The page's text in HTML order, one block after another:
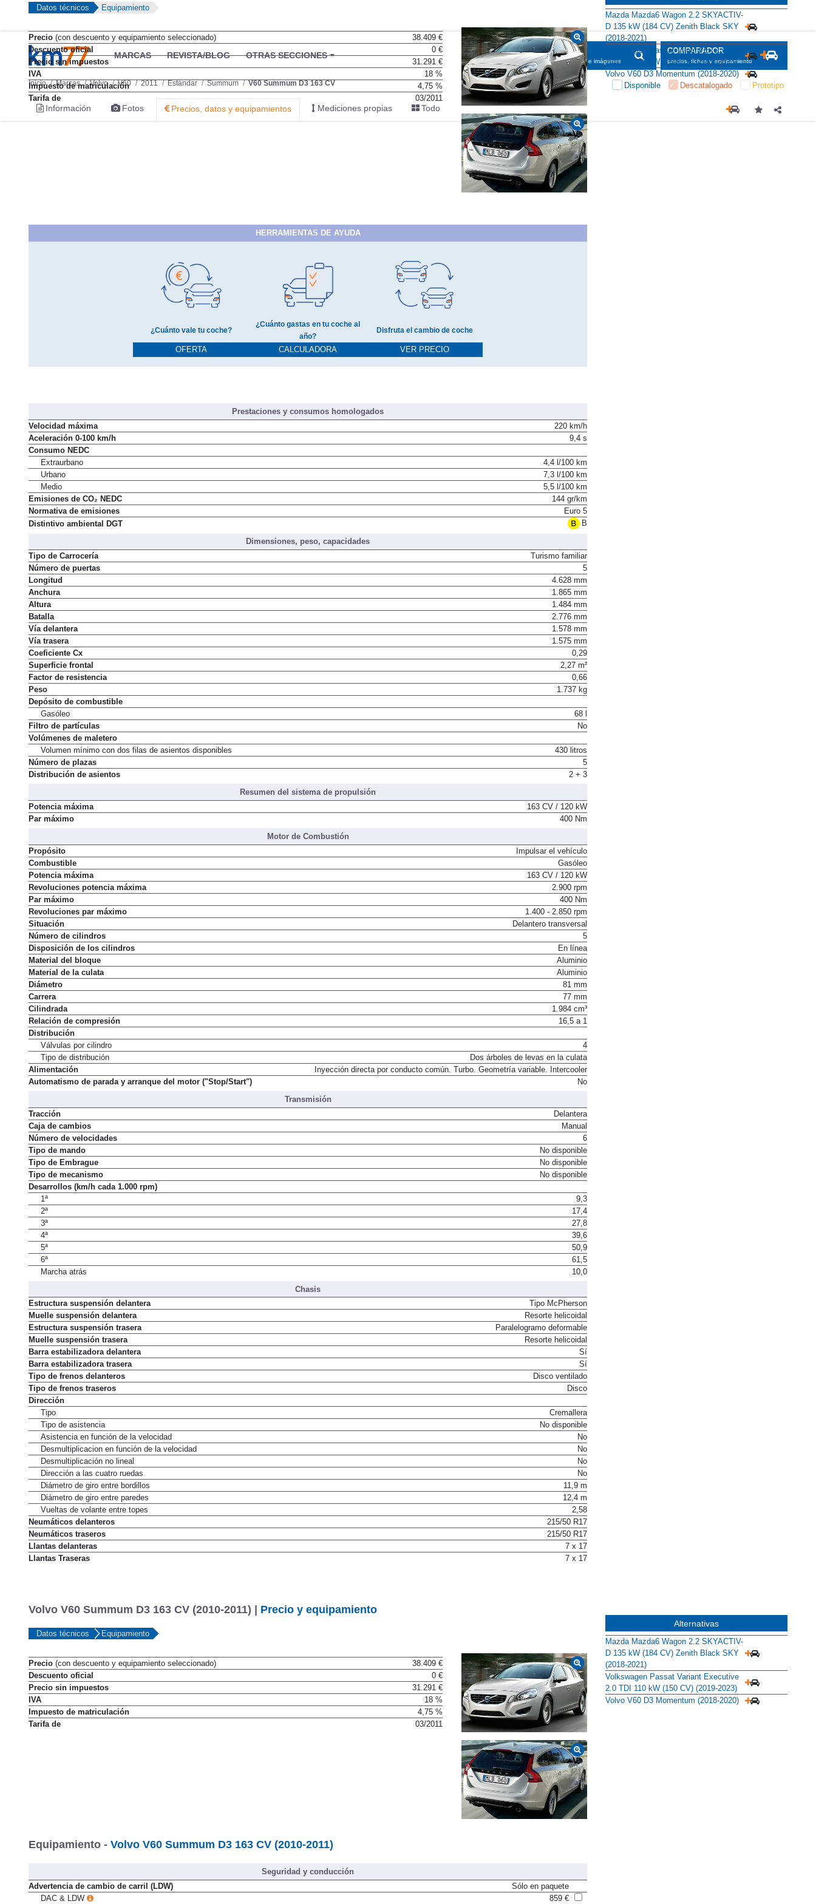
MARCAS REVISTA/BLOG OTRAS SECCIONES BUSCADOR
informaciones, fichas e imágenes
COMPARADOR
precios, fichas y equipamiento
Inicio Marcas Volvo V60 2011 Estándar Summum V60 Summum D3 163 CV Disponible Descatalogado Prototipo
Información Fotos Precios, datos y equipamientos Mediciones propias Todo
Datos técnicos Equipamiento
Precio (con descuento y equipamiento seleccionado)
38.409 €
Descuento oficial
0 €
Precio sin impuestos
31.291 €
IVA
18 %
Impuesto de matriculación
4,75 %
Tarifa de
03/2011
HERRAMIENTAS DE AYUDA
¿Cuánto vale tu coche?
OFERTA
¿Cuánto gastas en tu coche al
año?
CALCULADORA
Disfruta el cambio de coche
VER PRECIO
Prestaciones y consumos homologados
Velocidad máxima
220 km/h
Aceleración 0-100 km/h
9,4 s
Consumo NEDC
Extraurbano
4,4 l/100 km
Urbano
7,3 l/100 km
Medio
5,5 l/100 km
Emisiones de CO₂ NEDC
144 gr/km
Normativa de emisiones
Euro 5
Distintivo ambiental DGT
B
Dimensiones, peso, capacidades
Tipo de Carrocería
Turismo familiar
Número de puertas
5
Longitud
4.628 mm
Anchura
1.865 mm
Altura
1.484 mm
Batalla
2.776 mm
Vía delantera
1.578 mm
Vía trasera
1.575 mm
Coeficiente Cx
0,29
Superficie frontal
2,27 m²
Factor de resistencia
0,66
Peso
1.737 kg
Depósito de combustible
Gasóleo
68 l
Filtro de partículas
No
Volúmenes de maletero
Volumen mínimo con dos filas de asientos disponibles
430 litros
Número de plazas
5
Distribución de asientos
2 + 3
Resumen del sistema de propulsión
Potencia máxima
163 CV / 120 kW
Par máximo
400 Nm
Motor de Combustión
Propósito
Impulsar el vehículo
Combustible
Gasóleo
Potencia máxima
163 CV / 120 kW
Revoluciones potencia máxima
2.900 rpm
Par máximo
400 Nm
Revoluciones par máximo
1.400 - 2.850 rpm
Situación
Delantero transversal
Número de cilindros
5
Disposición de los cilindros
En línea
Material del bloque
Aluminio
Material de la culata
Aluminio
Diámetro
81 mm
Carrera
77 mm
Cilindrada
1.984 cm³
Relación de compresión
16,5 a 1
Distribución
Válvulas por cilindro
4
Tipo de distribución
Dos árboles de levas en la culata
Alimentación
Inyección directa por conducto común. Turbo. Geometría variable. Intercooler
Automatismo de parada y arranque del motor ("Stop/Start")
No
Transmisión
Tracción
Delantera
Caja de cambios
Manual
Número de velocidades
6
Tipo de mando
No disponible
Tipo de Embrague
No disponible
Tipo de mecanismo
No disponible
Desarrollos (km/h cada 1.000 rpm)
1ª
9,3
2ª
17,4
3ª
27,8
4ª
39,6
5ª
50,9
6ª
61,5
Marcha atrás
10,0
Chasis
Estructura suspensión delantera
Tipo McPherson
Muelle suspensión delantera
Resorte helicoidal
Estructura suspensión trasera
Paralelogramo deformable
Muelle suspensión trasera
Resorte helicoidal
Barra estabilizadora delantera
Sí
Barra estabilizadora trasera
Sí
Tipo de frenos delanteros
Disco ventilado
Tipo de frenos traseros
Disco
Dirección
Tipo
Cremallera
Tipo de asistencia
No disponible
Asistencia en función de la velocidad
No
Desmultiplicacion en función de la velocidad
No
Desmultiplicación no lineal
No
Dirección a las cuatro ruedas
No
Diámetro de giro entre bordillos
11,9 m
Diámetro de giro entre paredes
12,4 m
Vueltas de volante entre topes
2,58
Neumáticos delanteros
215/50 R17
Neumáticos traseros
215/50 R17
Llantas delanteras
7 x 17
Llantas Traseras
7 x 17
Mazda Mazda6 Wagon 2.2 SKYACTIV-
D 135 kW (184 CV) Zenith Black SKY
(2018-2021)
Volkswagen Passat Variant Executive
2.0 TDI 110 kW (150 CV) (2019-2023)
Volvo V60 D3 Momentum (2018-2020)
Volvo V60 Summum D3 163 CV (2010-2011) | Precio y equipamiento
Datos técnicos Equipamiento
Precio (con descuento y equipamiento seleccionado)
38.409 €
Descuento oficial
0 €
Precio sin impuestos
31.291 €
IVA
18 %
Impuesto de matriculación
4,75 %
Tarifa de
03/2011
Equipamiento - Volvo V60 Summum D3 163 CV (2010-2011)
Seguridad y conducción
Advertencia de cambio de carril (LDW)
Sólo en paquete
DAC & LDW
859 €
Alternativas
Mazda Mazda6 Wagon 2.2 SKYACTIV-
D 135 kW (184 CV) Zenith Black SKY
(2018-2021)
Volkswagen Passat Variant Executive
2.0 TDI 110 kW (150 CV) (2019-2023)
Volvo V60 D3 Momentum (2018-2020)